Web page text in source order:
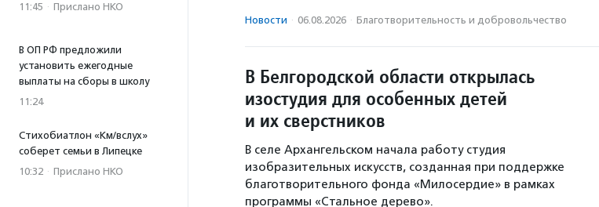
11:45 · Прислано НКО
В ОП РФ предложили
установить ежегодные
выплаты на сборы в школу
11:24
Стихобиатлон «Км/вслух»
соберет семьи в Липецке
10:32 · Прислано НКО
Новости · 06.08.2026 · Благотвори­тель­ность и доброволь­чест­во
В Белгородской области открылась
изостудия для особенных детей
и их сверстников
В селе Архангельском начала работу студия
изобразительных искусств, созданная при поддержке
благотворительного фонда «Милосердие» в рамках
программы «Стальное дерево».